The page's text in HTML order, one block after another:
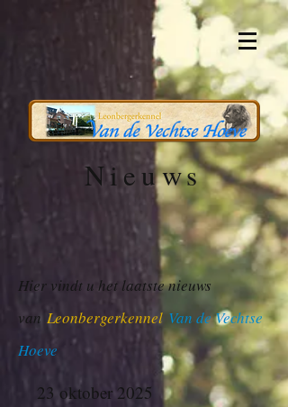
Nieuws
Hier vindt u het laatste nieuws
van Leonbergerkennel Van de Vechtse
Hoeve
23 oktober 2025